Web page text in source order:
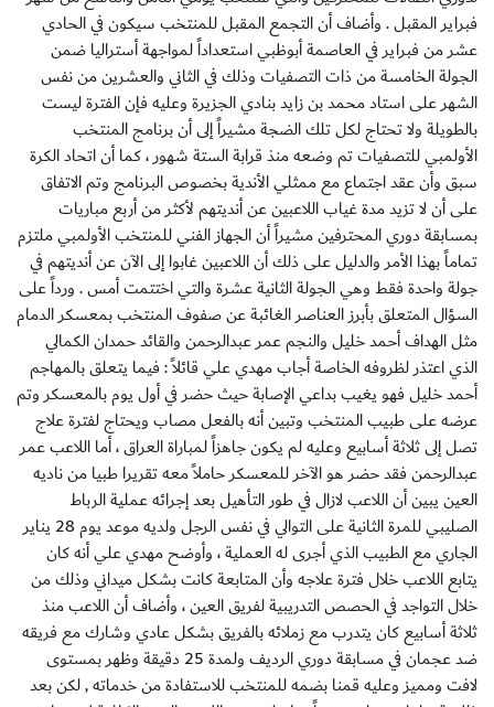
فبراير المقبل . وأضاف أن التجمع المقبل للمنتخب سيكون في الحادي
عشر من فبراير في العاصمة أبوظبي استعداداً لمواجهة أستراليا ضمن
الجولة الخامسة من ذات التصفيات وذلك في الثاني والعشرين من نفس
الشهر على استاد محمد بن زايد بنادي الجزيرة وعليه فإن الفترة ليست
بالطويلة ولا تحتاج لكل تلك الضجة مشيراً إلى أن برنامج المنتخب
الأولمبي للتصفيات تم وضعه منذ قرابة الستة شهور ، كما أن اتحاد الكرة
سبق وأن عقد اجتماع مع ممثلي الأندية بخصوص البرنامج وتم الاتفاق
على أن لا تزيد مدة غياب اللاعبين عن أنديتهم لأكثر من أربع مباريات
بمسابقة دوري المحترفين مشيراً أن الجهاز الفني للمنتخب الأولمبي ملتزم
تماماً بهذا الأمر والدليل على ذلك أن اللاعبين غابوا إلى الآن عن أنديتهم في
جولة واحدة فقط وهي الجولة الثانية عشرة والتي اختتمت أمس . ورداً على
السؤال المتعلق بأبرز العناصر الغائبة عن صفوف المنتخب بمعسكر الدمام
مثل الهداف أحمد خليل والنجم عمر عبدالرحمن والقائد حمدان الكمالي
الذي اعتذر لظروفه الخاصة أجاب مهدي علي قائلاً : فيما يتعلق بالمهاجم
أحمد خليل فهو يغيب بداعي الإصابة حيث حضر في أول يوم بالمعسكر وتم
عرضه على طبيب المنتخب وتبين أنه بالفعل مصاب ويحتاج لفترة علاج
تصل إلى ثلاثة أسابيع وعليه لم يكون جاهزاً لمباراة العراق ، أما اللاعب عمر
عبدالرحمن فقد حضر هو الآخر للمعسكر حاملاً معه تقريرا طبيا من ناديه
العين يبين أن اللاعب لازال في طور التأهيل بعد إجرائه عملية الرباط
الصليبي للمرة الثانية على التوالي في نفس الرجل ولديه موعد يوم 28 يناير
الجاري مع الطبيب الذي أجرى له العملية ، وأوضح مهدي علي أنه كان
يتابع اللاعب خلال فترة علاجه وأن المتابعة كانت بشكل ميداني وذلك من
خلال التواجد في الحصص التدريبية لفريق العين ، وأضاف أن اللاعب منذ
ثلاثة أسابيع كان يتدرب مع زملائه بالفريق بشكل عادي وشارك مع فريقه
ضد عجمان في مسابقة دوري الرديف ولمدة 25 دقيقة وظهر بمستوى
لافت ومميز وعليه قمنا بضمه للمنتخب للاستفادة من خدماته , لكن بعد